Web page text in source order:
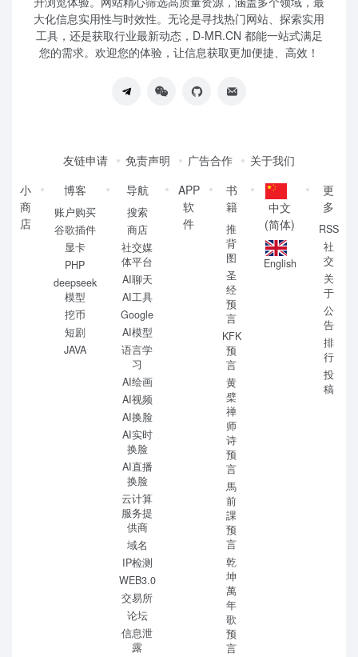
大化信息实用性与时效性。无论是寻找热门网站、探索实用
工具，还是获取行业最新动态，D-MR.CN 都能一站式满足
您的需求。欢迎您的体验，让信息获取更加便捷、高效！
友链申请 免责声明 广告合作
关于我们
小
商
店
博客
账户购买
谷歌插件
显卡
PHP
deepseek
模型
挖币
短剧
JAVA
导航
搜索
商店
社交媒
体平台
AI聊天
AI工具
Google
AI模型
语言学
习
AI绘画
AI视频
AI换脸
AI实时
换脸
AI直播
换脸
云计算
服务提
供商
域名
IP检测
WEB3.0
交易所
论坛
信息泄
露
APP
软
件
书
籍
推
背
图
圣
经
预
言
KFK
预
言
黄
檗
禅
师
诗
预
言
馬
前
課
预
言
乾
坤
萬
年
歌
预
言
中文
(简体)
English
更
多
RSS
社
交
关
于
公
告
排
行
投
稿